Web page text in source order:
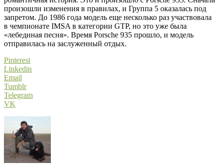
произошли изменения в правилах, и Группа 5 оказалась под
запретом. До 1986 года модель еще несколько раз участвовала
в чемпионате IMSA в категории GTP, но это уже была
«лебединая песня». Время Porsche 935 прошло, и модель
отправилась на заслуженный отдых.
Pinterest
Linkedin
Email
Tumblr
Telegram
VK